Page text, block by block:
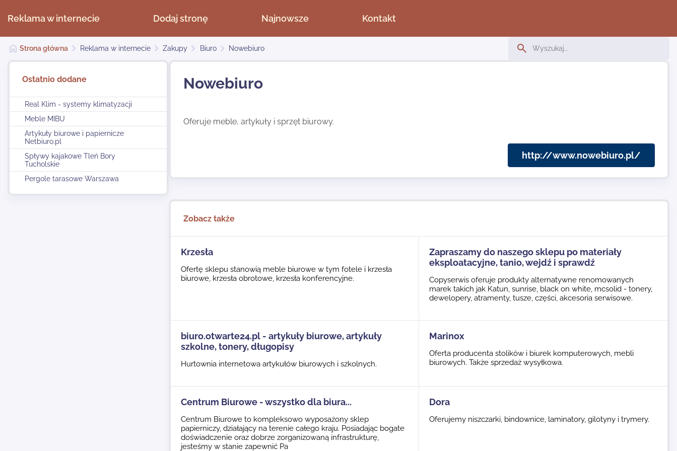
Reklama w internecie Dodaj stronę Najnowsze Kontakt
Strona główna Reklama w internecie Zakupy Biuro Nowebiuro
Ostatnio dodane
Real Klim - systemy klimatyzacji
Meble MIBU
Artykuły biurowe i papiernicze
Netbiuro.pl
Spływy kajakowe Tleń Bory
Tucholskie
Pergole tarasowe Warszawa
Nowebiuro
Oferuje meble, artykuły i sprzęt biurowy.
http://www.nowebiuro.pl/
Zobacz także
Krzesła
Ofertę sklepu stanowią meble biurowe w tym fotele i krzesła
biurowe, krzesła obrotowe, krzesła konferencyjne.
Zapraszamy do naszego sklepu po materiały
eksploatacyjne, tanio, wejdź i sprawdź
Copyserwis oferuje produkty alternatywne renomowanych
marek takich jak Katun, sunrise, black on white, mcsolid - tonery,
dewelopery, atramenty, tusze, części, akcesoria serwisowe.
biuro.otwarte24.pl - artykuły biurowe, artykuły
szkolne, tonery, długopisy
Hurtownia internetowa artykułów biurowych i szkolnych.
Marinox
Oferta producenta stolików i biurek komputerowych, mebli
biurowych. Także sprzedaż wysyłkowa.
Centrum Biurowe - wszystko dla biura...
Centrum Biurowe to kompleksowo wyposażony sklep
papierniczy, działający na terenie całego kraju. Posiadając bogate
doświadczenie oraz dobrze zorganizowaną infrastrukturę,
jesteśmy w stanie zapewnić Pa
Dora
Oferujemy niszczarki, bindownice, laminatory, gilotyny i trymery.